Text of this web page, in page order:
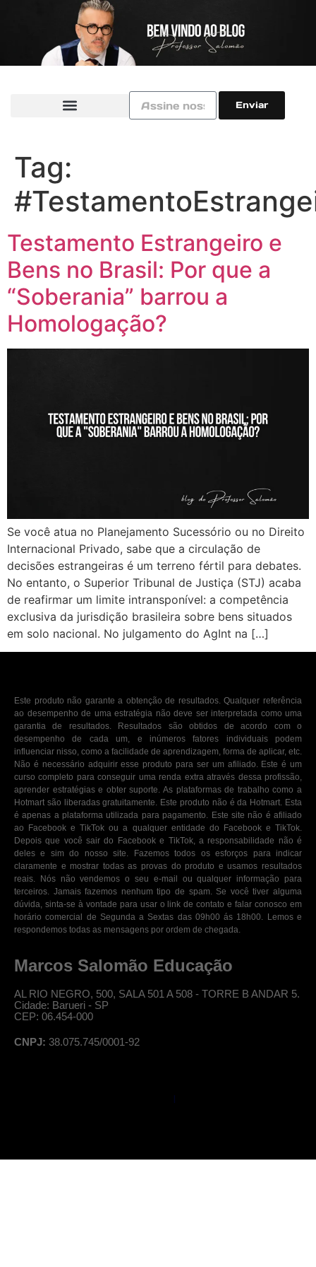
Enviar
Tag:
Testamento Estrangeiro e
Bens no Brasil: Por que a
“Soberania” barrou a
Homologação?
Se você atua no Planejamento Sucessório ou no Direito
Internacional Privado, sabe que a circulação de
decisões estrangeiras é um terreno fértil para debates.
No entanto, o Superior Tribunal de Justiça (STJ) acaba
de reafirmar um limite intransponível: a competência
exclusiva da jurisdição brasileira sobre bens situados
em solo nacional. No julgamento do AgInt na […]
Este produto não garante a obtenção de resultados. Qualquer referência
ao desempenho de uma estratégia não deve ser interpretada como uma
garantia de resultados. Resultados são obtidos de acordo com o
desempenho de cada um, e inúmeros fatores individuais podem
influenciar nisso, como a facilidade de aprendizagem, forma de aplicar, etc.
Não é necessário adquirir esse produto para ser um afiliado. Este é um
curso completo para conseguir uma renda extra através dessa profissão,
aprender estratégias e obter suporte. As plataformas de trabalho como a
Hotmart são liberadas gratuitamente. Este produto não é da Hotmart. Esta
é apenas a plataforma utilizada para pagamento. Este site não é afiliado
ao Facebook e TikTok ou a qualquer entidade do Facebook e TikTok.
Depois que você sair do Facebook e TikTok, a responsabilidade não é
deles e sim do nosso site. Fazemos todos os esforços para indicar
claramente e mostrar todas as provas do produto e usamos resultados
reais. Nós não vendemos o seu e-mail ou qualquer informação para
terceiros. Jamais fazemos nenhum tipo de spam. Se você tiver alguma
dúvida, sinta-se à vontade para usar o link de contato e falar conosco em
horário comercial de Segunda a Sextas das 09h00 ás 18h00. Lemos e
respondemos todas as mensagens por ordem de chegada.
Marcos Salomão Educação
AL RIO NEGRO, 500, SALA 501 A 508 - TORRE B ANDAR 5.
Cidade: Barueri - SP
CEP: 06.454-000
CNPJ: 38.075.745/0001-92
|